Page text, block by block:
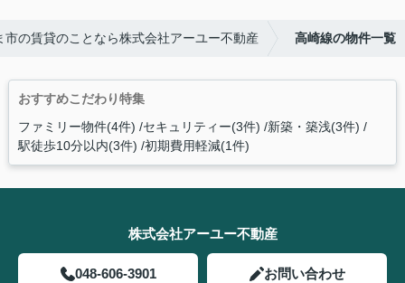
市の賃貸のことなら株式会社アーユー不動産 高崎線の物件一覧
おすすめこだわり特集
ファミリー物件(4件) セキュリティー(3件) 新築・築浅(3件)
駅徒歩10分以内(3件) 初期費用軽減(1件)
株式会社アーユー不動産
048-606-3901 お問い合わせ